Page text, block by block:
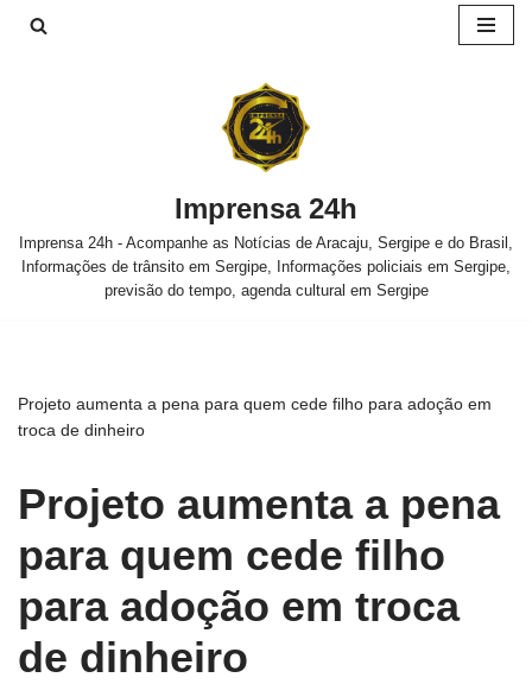
Imprensa 24h
Imprensa 24h - Acompanhe as Notícias de Aracaju, Sergipe e do Brasil,
Informações de trânsito em Sergipe, Informações policiais em Sergipe,
previsão do tempo, agenda cultural em Sergipe
Projeto aumenta a pena para quem cede filho para adoção em
troca de dinheiro
Projeto aumenta a pena
para quem cede filho
para adoção em troca
de dinheiro